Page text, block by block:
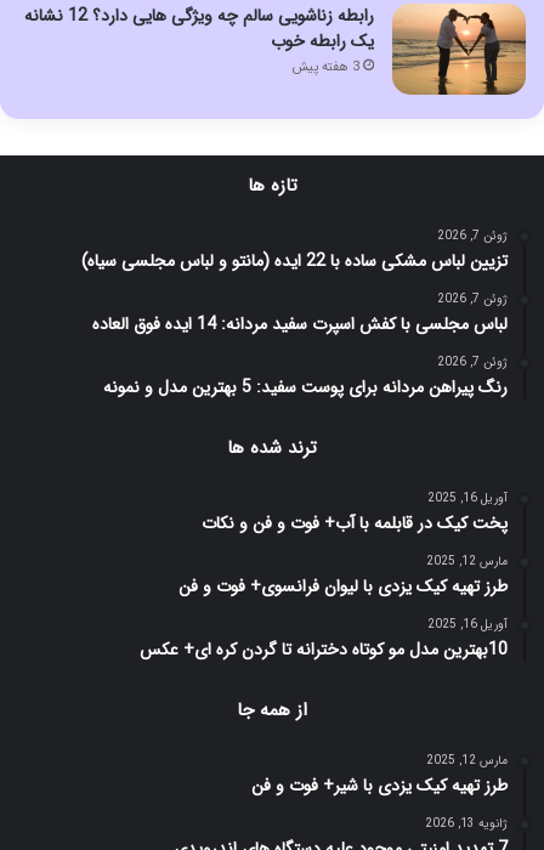
رابطه زناشویی سالم چه ویژگی هایی دارد؟ 12 نشانه
یک رابطه خوب
3 هفته پیش
تازه ها
ژوئن 7, 2026
تزیین لباس مشکی ساده با 22 ایده (مانتو و لباس مجلسی سیاه)
ژوئن 7, 2026
لباس مجلسی با کفش اسپرت سفید مردانه: 14 ایده فوق العاده
ژوئن 7, 2026
رنگ پیراهن مردانه برای پوست سفید: 5 بهترین مدل و نمونه
ترند شده ها
آوریل 16, 2025
پخت کیک در قابلمه با آب+ فوت و فن و نکات
مارس 12, 2025
طرز تهیه کیک یزدی با لیوان فرانسوی+ فوت و فن
آوریل 16, 2025
10بهترین مدل مو کوتاه دخترانه تا گردن کره ای+ عکس
از همه جا
مارس 12, 2025
طرز تهیه کیک یزدی با شیر+ فوت و فن
ژانویه 13, 2026